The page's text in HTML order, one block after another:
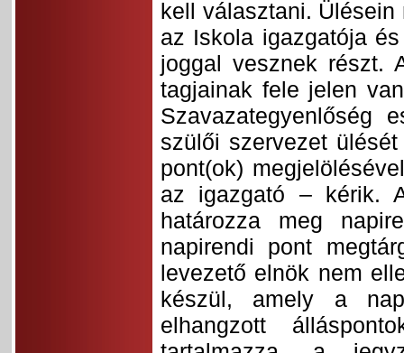
kell választani.
az Iskola igazgatója
joggal vesznek részt.
tagjainak fele jelen
Szavazategyenlőség
szülői szervezet
pont(ok)
az igazgató – kérik.
határozza meg
napirendi pont
levezető elnök nem
készül, amely a
elhangzott